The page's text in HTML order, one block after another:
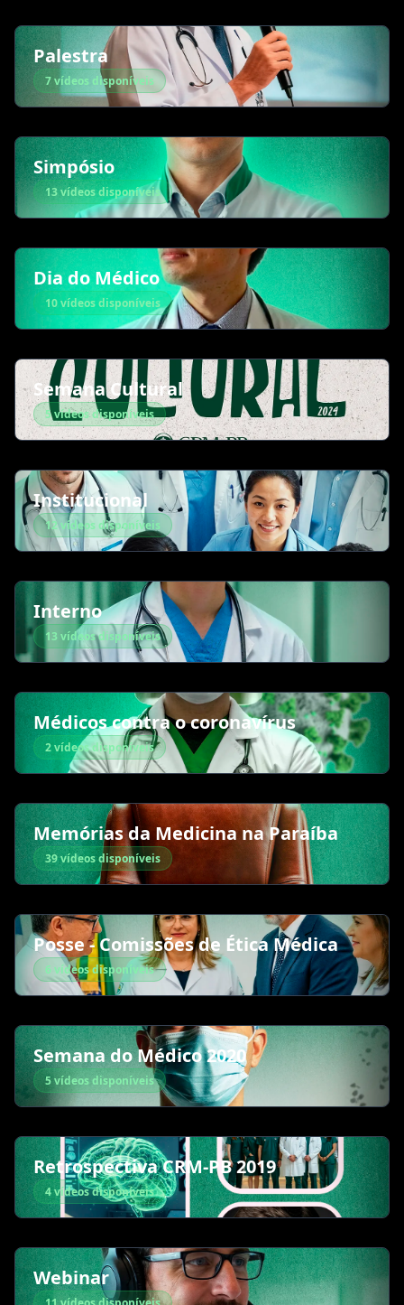
Palestra
7 vídeos disponíveis
Simpósio
13 vídeos disponíveis
Dia do Médico
10 vídeos disponíveis
Semana Cultural
5 vídeos disponíveis
Institucional
12 vídeos disponíveis
Interno
13 vídeos disponíveis
Médicos contra o coronavírus
2 vídeos disponíveis
Memórias da Medicina na Paraíba
39 vídeos disponíveis
Posse - Comissões de Ética Médica
6 vídeos disponíveis
Semana do Médico 2020
5 vídeos disponíveis
Retrospectiva CRM-PB 2019
4 vídeos disponíveis
Webinar